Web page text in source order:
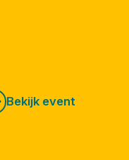
Bekijk event